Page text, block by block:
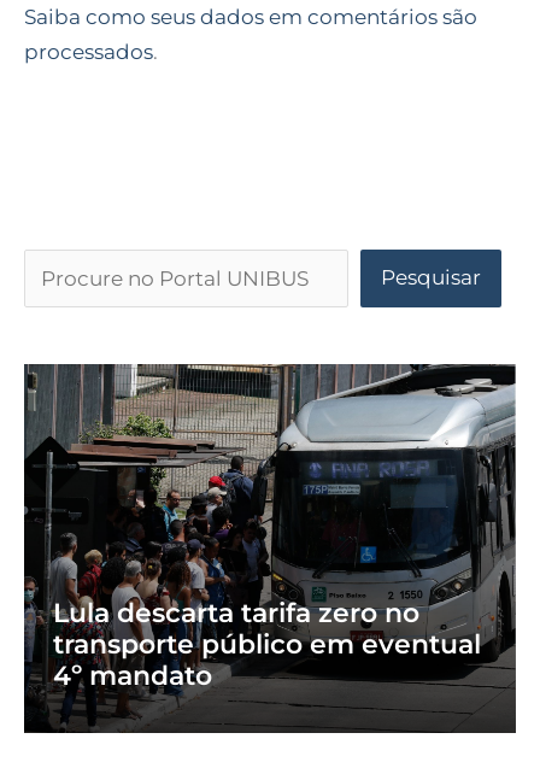
Saiba como seus dados em comentários são
processados.
Pesquisar
Lula descarta tarifa zero no
transporte público em eventual
4º mandato